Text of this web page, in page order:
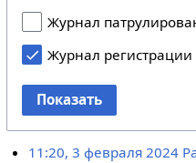
Журнал
Журнал регистрации
Показать
11:20, 3 февраля 2024